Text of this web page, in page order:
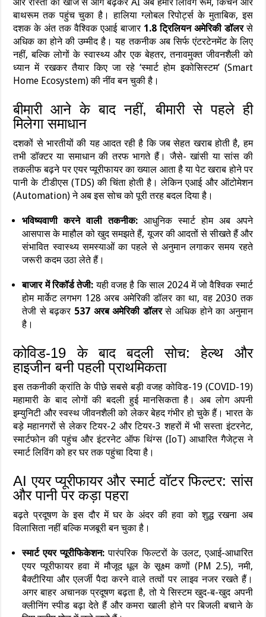
और रास्तों की खोज से आगे बढ़कर AI अब हमारे लिविंग रूम, किचन और
बाथरूम तक पहुंच चुका है। हालिया ग्लोबल रिपोर्ट्स के मुताबिक, इस
दशक के अंत तक वैश्विक एआई बाजार 1.8 ट्रिलियन अमेरिकी डॉलरसे
अधिक का होने की उम्मीद है। यह तकनीक अब सिर्फ एंटरटेनमेंट के लिए
नहीं, बल्कि लोगों के स्वास्थ्य और एक बेहतर, तनावमुक्त जीवनशैली को
ध्यान में रखकर तैयार किए जा रहे ‘स्मार्ट होम इकोसिस्टम’ (Smart
Home Ecosystem) की नींव बन चुकी है।
बीमारी आने के बाद नहीं, बीमारी से पहले ही
मिलेगा समाधान
दशकों से भारतीयों की यह आदत रही है कि जब सेहत खराब होती है, हम
तभी डॉक्टर या समाधान की तरफ भागते हैं। जैसे- खांसी या सांस की
तकलीफ बढ़ने पर एयर प्यूरीफायर का ख्याल आता है या पेट खराब होने पर
पानी के टीडीएस (TDS) की चिंता होती है। लेकिन एआई और ऑटोमेशन
(Automation) ने अब इस सोच को पूरी तरह बदल दिया है।
भविष्यवाणी करने वाली तकनीक: आधुनिक स्मार्ट होम अब अपने
आसपास के माहौल को खुद समझते हैं, यूजर की आदतों से सीखते हैं और
संभावित स्वास्थ्य समस्याओं का पहले से अनुमान लगाकर समय रहते
जरूरी कदम उठा लेते हैं।
बाजार में रिकॉर्ड तेजी: यही वजह है कि साल 2024 में जो वैश्विक स्मार्ट
होम मार्केट लगभग 128 अरब अमेरिकी डॉलर का था, वह 2030 तक
तेजी से बढ़कर 537 अरब अमेरिकी डॉलरसे अधिक होने का अनुमान
है।
कोविड-19 के बाद बदली सोच: हेल्थ और
हाइजीन बनी पहली प्राथमिकता
इस तकनीकी क्रांति के पीछे सबसे बड़ी वजह कोविड-19 (COVID-19)
महामारी के बाद लोगों की बदली हुई मानसिकता है। अब लोग अपनी
इम्युनिटी और स्वस्थ जीवनशैली को लेकर बेहद गंभीर हो चुके हैं। भारत के
बड़े महानगरों से लेकर टियर-2 और टियर-3 शहरों में भी सस्ता इंटरनेट,
स्मार्टफोन की पहुंच और इंटरनेट ऑफ थिंग्स (IoT) आधारित गैजेट्स ने
स्मार्ट लिविंग को हर घर तक पहुंचा दिया है।
AI एयर प्यूरीफायर और स्मार्ट वॉटर फिल्टर: सांस
और पानी पर कड़ा पहरा
बढ़ते प्रदूषण के इस दौर में घर के अंदर की हवा को शुद्ध रखना अब
विलासिता नहीं बल्कि मजबूरी बन चुका है।
स्मार्ट एयर प्यूरीफिकेशन: पारंपरिक फिल्टरों के उलट, एआई-आधारित
एयर प्यूरीफायर हवा में मौजूद धूल के सूक्ष्म कणों (PM 2.5), नमी,
बैक्टीरिया और एलर्जी पैदा करने वाले तत्वों पर लाइव नजर रखते हैं।
अगर बाहर अचानक प्रदूषण बढ़ता है, तो ये सिस्टम खुद-ब-खुद अपनी
क्लीनिंग स्पीड बढ़ा देते हैं और कमरा खाली होने पर बिजली बचाने के